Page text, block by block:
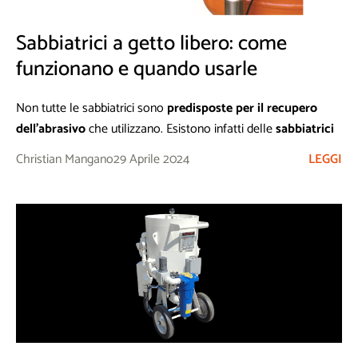
Sabbiatrici a getto libero: come
funzionano e quando usarle
Non tutte le sabbiatrici sono predisposte per il recupero
dell’abrasivoche utilizzano. Esistono infatti dellesabbiatrici
che sonoprogettate semplicemente
per utilizzare gli inerti
o l’abrasivosulle superficima non per recuperarli
alla fine
sabbiatrici a getto libero
scelta giusta per diversi tipi di applicazioni.
Come è fatta una sabbiatrice a getto libero
Questo tipo di macchinario è composto da un
Christian Mangano29 Aprile 2024 LEGGI